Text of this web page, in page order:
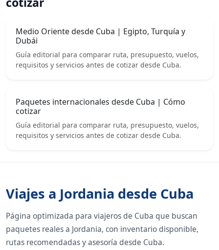
Medio Oriente desde Cuba | Egipto, Turquía y
Dubái
Guía editorial para comparar ruta, presupuesto, vuelos,
requisitos y servicios antes de cotizar desde Cuba.
Paquetes internacionales desde Cuba | Cómo
cotizar
Guía editorial para comparar ruta, presupuesto, vuelos,
requisitos y servicios antes de cotizar desde Cuba.
Viajes a Jordania desde Cuba
Página optimizada para viajeros de Cuba que buscan
paquetes reales a Jordania, con inventario disponible,
rutas recomendadas y asesoría desde Cuba.